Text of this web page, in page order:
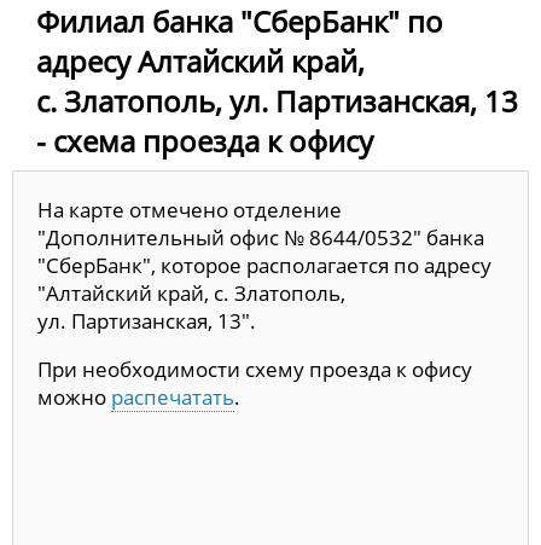
Филиал банка "СберБанк" по
адресу Алтайский край,
с. Златополь, ул. Партизанская, 13
- схема проезда к офису
На карте отмечено отделение
"Дополнительный офис № 8644/0532" банка
"СберБанк", которое располагается по адресу
"Алтайский край, с. Златополь,
ул. Партизанская, 13".
При необходимости схему проезда к офису
можно распечатать.